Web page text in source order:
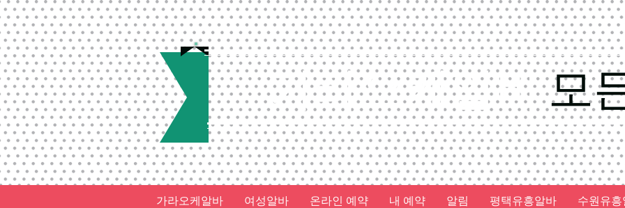
가라오케알바모
가라오케알바 여성알바 온라인 예약 내 예약 알림 평택유흥알바 수원유흥